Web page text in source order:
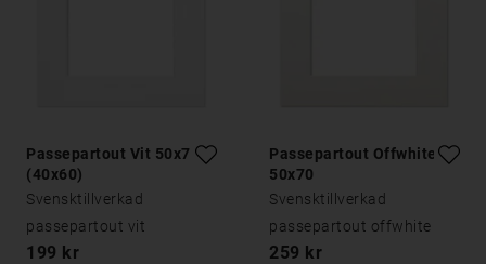
Passepartout Vit 50x70
(40x60)
Svensktillverkad
passepartout vit
199 kr
Passepartout Offwhite
50x70
Svensktillverkad
passepartout offwhite
259 kr